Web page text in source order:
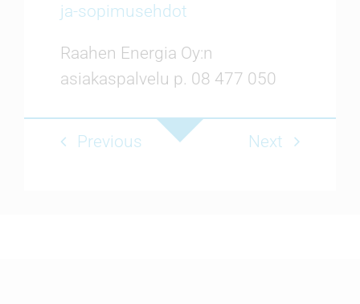
ja-sopimusehdot
Raahen Energia Oy:n
asiakaspalvelu p. 08 477 050
Previous Next